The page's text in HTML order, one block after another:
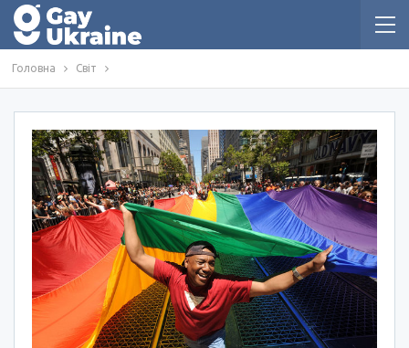
Головна Світ